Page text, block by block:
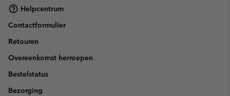
Helpcentrum
Contactformulier
Retouren
Overeenkomst herroepen
Bestelstatus
Bezorging